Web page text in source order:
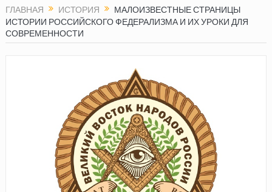
ГЛАВНАЯ ИСТОРИЯ
МАЛОИЗВЕСТНЫЕ СТРАНИЦЫ
ИСТОРИИ РОССИЙСКОГО ФЕДЕРАЛИЗМА И ИХ УРОКИ ДЛЯ
СОВРЕМЕННОСТИ